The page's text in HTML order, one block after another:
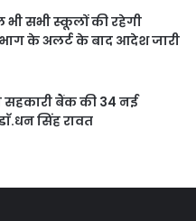
सभी स्कूलों की रहेगी
के अलर्ट के बाद आदेश जारी
सहकारी बैंक की 34 नई
सिंह रावत